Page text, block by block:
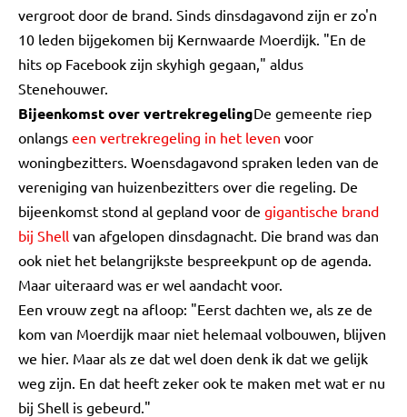
vergroot door de brand. Sinds dinsdagavond zijn er zo'n
10 leden bijgekomen bij Kernwaarde Moerdijk. "En de
hits op Facebook zijn skyhigh gegaan," aldus
Stenehouwer.
Bijeenkomst over vertrekregelingDe gemeente riep
onlangs een vertrekregeling in het leven voor
woningbezitters. Woensdagavond spraken leden van de
vereniging van huizenbezitters over die regeling. De
bijeenkomst stond al gepland voor de gigantische brand
bij Shell van afgelopen dinsdagnacht. Die brand was dan
ook niet het belangrijkste bespreekpunt op de agenda.
Maar uiteraard was er wel aandacht voor.
Een vrouw zegt na afloop: "Eerst dachten we, als ze de
kom van Moerdijk maar niet helemaal volbouwen, blijven
we hier. Maar als ze dat wel doen denk ik dat we gelijk
weg zijn. En dat heeft zeker ook te maken met wat er nu
bij Shell is gebeurd."